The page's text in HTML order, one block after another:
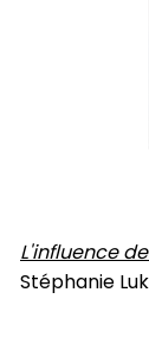
L'influence
Stéphanie